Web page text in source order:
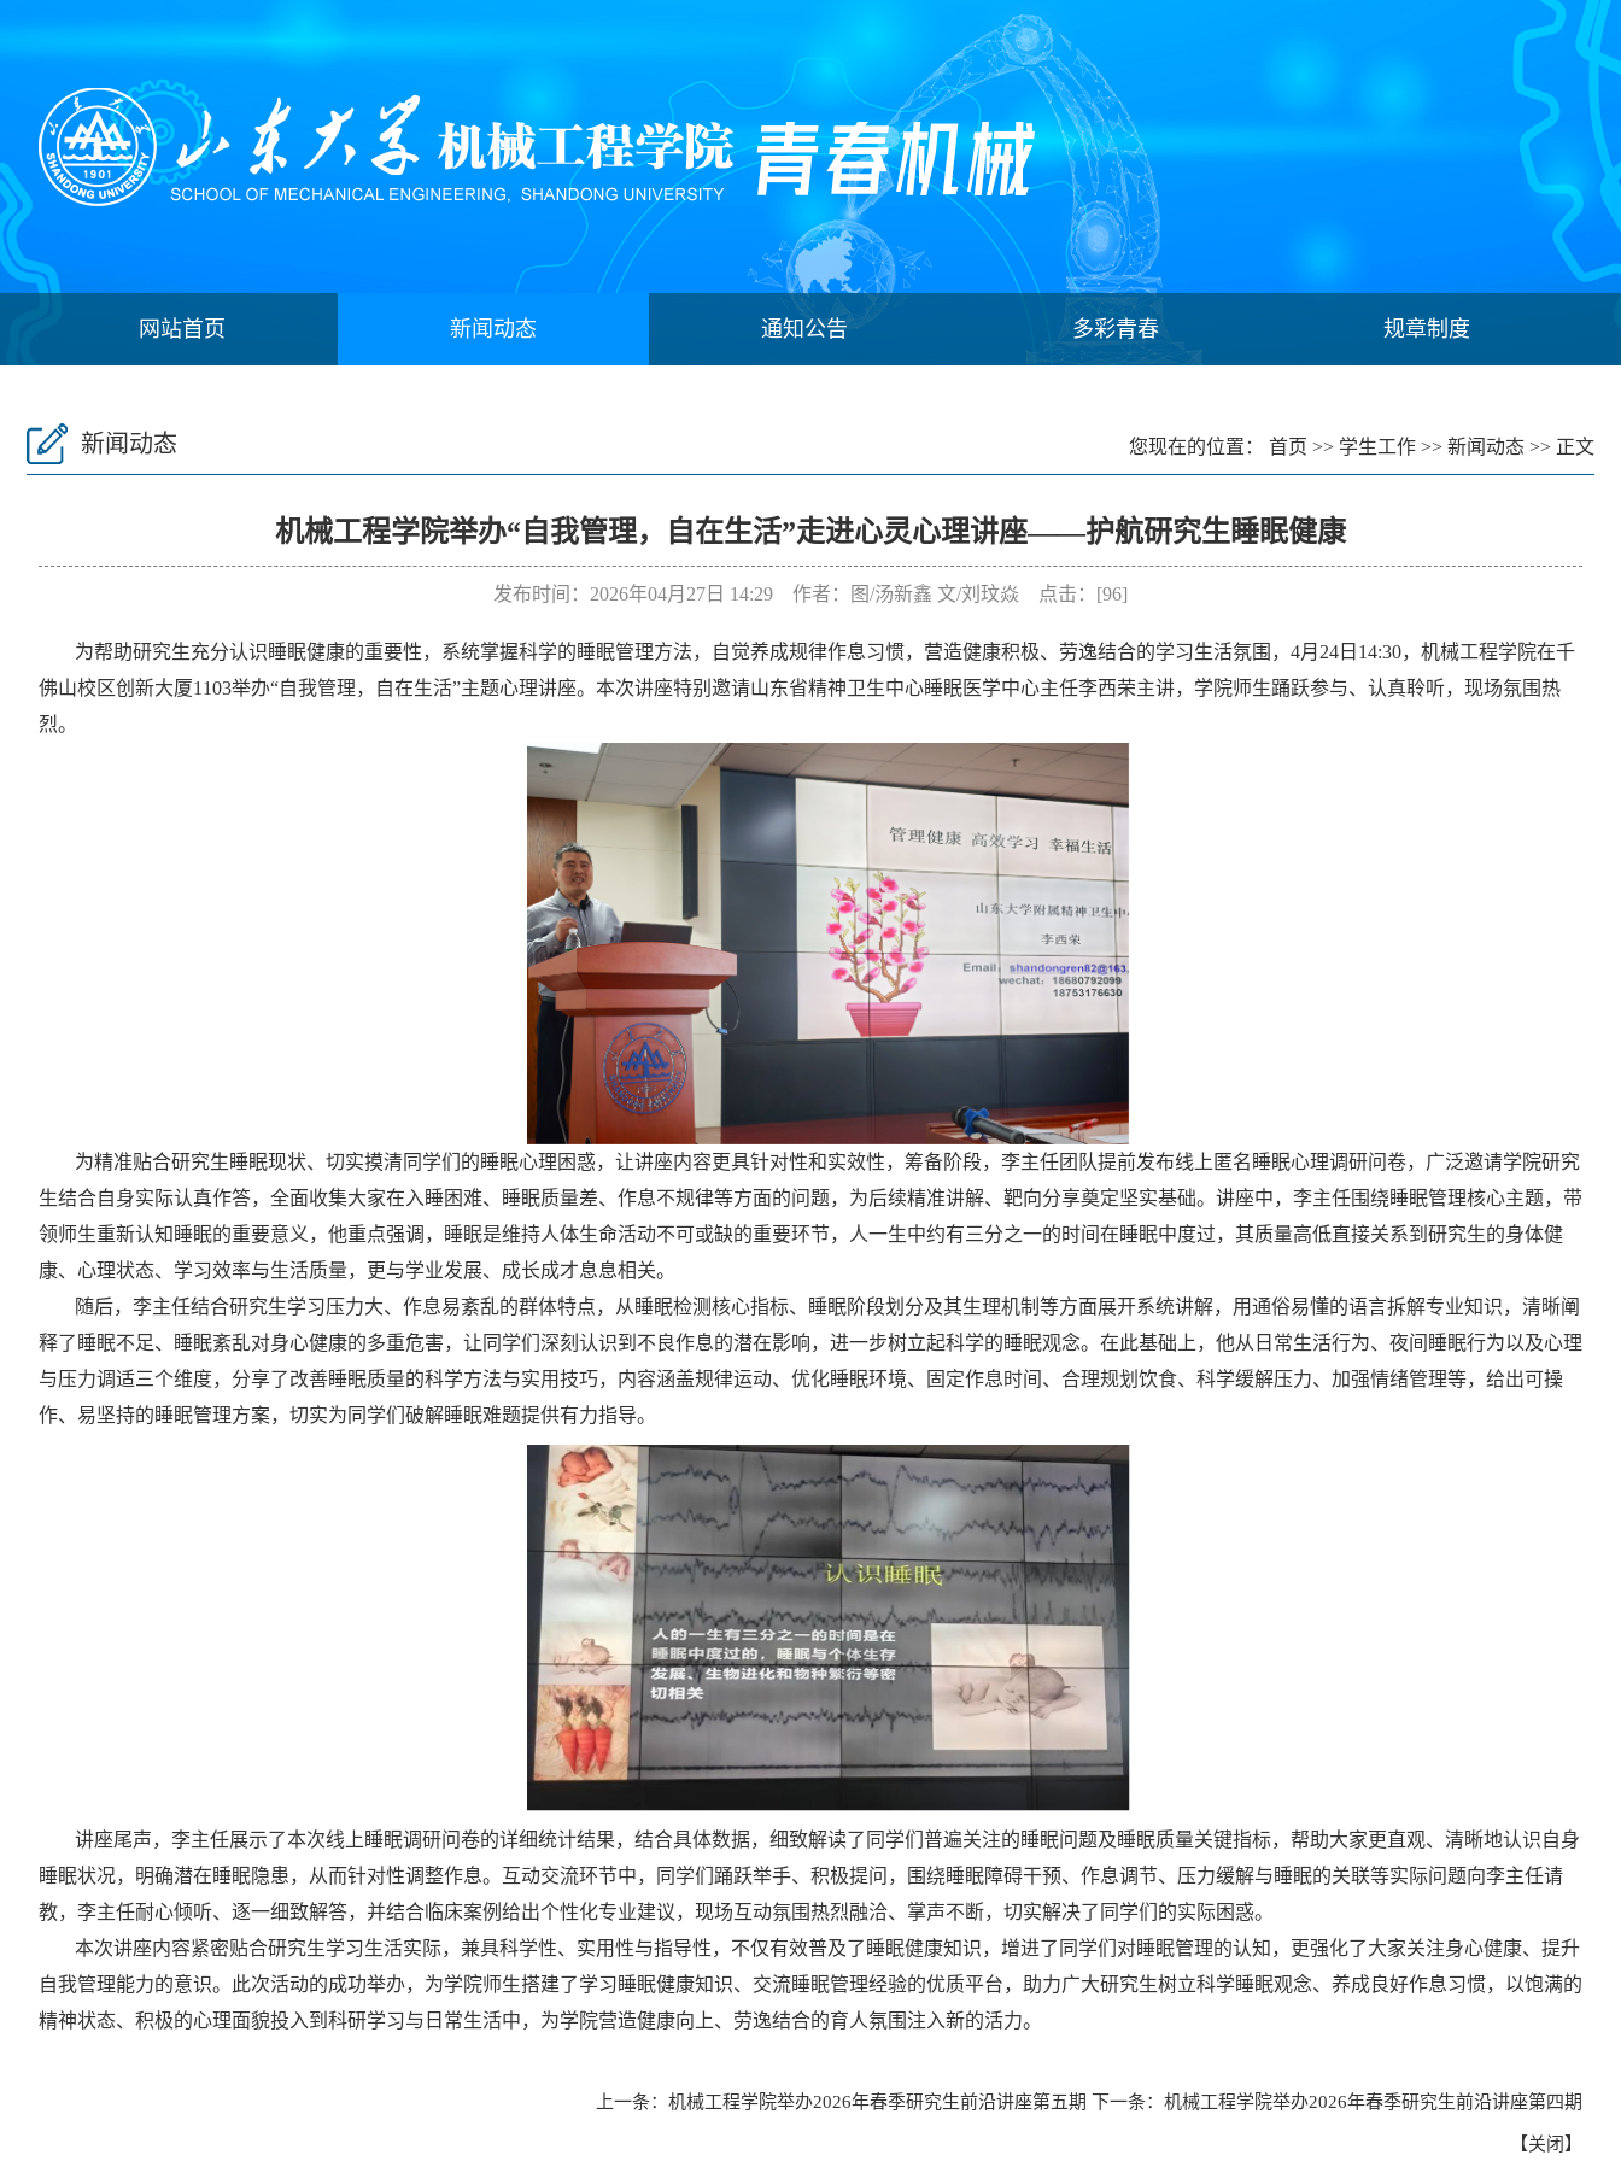
网站首页 新闻动态 通知公告 多彩青春 规章制度
新闻动态 您现在的位置： 首页 >> 学生工作 >> 新闻动态 >> 正文
机械工程学院举办“自我管理，自在生活”走进心灵心理讲座——护航研究生睡眠健康
发布时间：2026年04月27日 14:29 作者：图/汤新鑫 文/刘玟焱 点击：[96]
为帮助研究生充分认识睡眠健康的重要性，系统掌握科学的睡眠管理方法，自觉养成规律作息习惯，营造健康积极、劳逸结合的学习生活氛围， 4月 24 日 14:30，机械工程学院在千
佛山校区创新大厦1103举办“自我管理，自在生活”主题心理讲座。本次讲座特别邀请山东省精神卫生中心睡眠医学中心主任李西荣主讲，学院师生踊跃参与、认真聆听，现场氛围热
烈。
为精准贴合研究生睡眠现状、切实摸清同学们的睡眠心理困惑，让讲座内容更具针对性和实效性，筹备阶段，李主任团队提前发布线上匿名睡眠心理调研问卷，广泛邀请学院研究
生结合自身实际认真作答，全面收集大家在入睡困难、睡眠质量差、作息不规律等方面的问题，为后续精准讲解、靶向分享奠定坚实基础。讲座中，李主任围绕睡眠管理核心主题，带
领师生重新认知睡眠的重要意义，他重点强调，睡眠是维持人体生命活动不可或缺的重要环节，人一生中约有三分之一的时间在睡眠中度过，其质量高低直接关系到研究生的身体健
康、心理状态、学习效率与生活质量，更与学业发展、成长成才息息相关。
随后，李主任结合研究生学习压力大、作息易紊乱的群体特点，从睡眠检测核心指标、睡眠阶段划分及其生理机制等方面展开系统讲解，用通俗易懂的语言拆解专业知识，清晰阐
释了睡眠不足、睡眠紊乱对身心健康的多重危害，让同学们深刻认识到不良作息的潜在影响，进一步树立起科学的睡眠观念。在此基础上，他从日常生活行为、夜间睡眠行为以及心理
与压力调适三个维度，分享了改善睡眠质量的科学方法与实用技巧，内容涵盖规律运动、优化睡眠环境、固定作息时间、合理规划饮食、科学缓解压力、加强情绪管理等，给出可操
作、易坚持的睡眠管理方案，切实为同学们破解睡眠难题提供有力指导。
讲座尾声，李主任展示了本次线上睡眠调研问卷的详细统计结果，结合具体数据，细致解读了同学们普遍关注的睡眠问题及睡眠质量关键指标，帮助大家更直观、清晰地认识自身
睡眠状况，明确潜在睡眠隐患，从而针对性调整作息。互动交流环节中，同学们踊跃举手、积极提问，围绕睡眠障碍干预、作息调节、压力缓解与睡眠的关联等实际问题向李主任请
教，李主任耐心倾听、逐一细致解答，并结合临床案例给出个性化专业建议，现场互动氛围热烈融洽、掌声不断，切实解决了同学们的实际困惑。
本次讲座内容紧密贴合研究生学习生活实际，兼具科学性、实用性与指导性，不仅有效普及了睡眠健康知识，增进了同学们对睡眠管理的认知，更强化了大家关注身心健康、提升
自我管理能力的意识。此次活动的成功举办，为学院师生搭建了学习睡眠健康知识、交流睡眠管理经验的优质平台，助力广大研究生树立科学睡眠观念、养成良好作息习惯，以饱满的
精神状态、积极的心理面貌投入到科研学习与日常生活中，为学院营造健康向上、劳逸结合的育人氛围注入新的活力。
上一条： 机械工程学院举办2026年春季研究生前沿讲座第五期 下一条： 机械工程学院举办2026年春季研究生前沿讲座第四期
【关闭 】